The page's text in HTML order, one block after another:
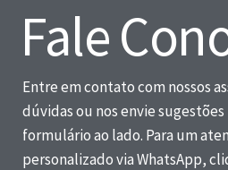
Fale
Entre em contato com nossos
dúvidas ou nos envie
formulário ao lado. Para um
personalizado via WhatsApp,